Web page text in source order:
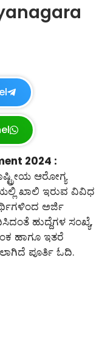
2024 :
ಆರೋಗ್ಯ
ಖಾಲಿ ಇರುವ ವಿವಿಧ
ಅರ್ಜಿ
ಹುದ್ದೆಗಳ ಸಂಖ್ಯೆ,
ಹಾಗೂ ಇತರೆ
ಪೂರ್ತಿ ಓದಿ.